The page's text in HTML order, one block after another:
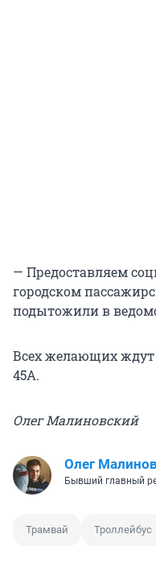
— Предоставляем
городском
подытожили в
Всех желающих ждут
45А.
Олег Малиновский
Олег
Бывший главный
Трамвай Троллейбус